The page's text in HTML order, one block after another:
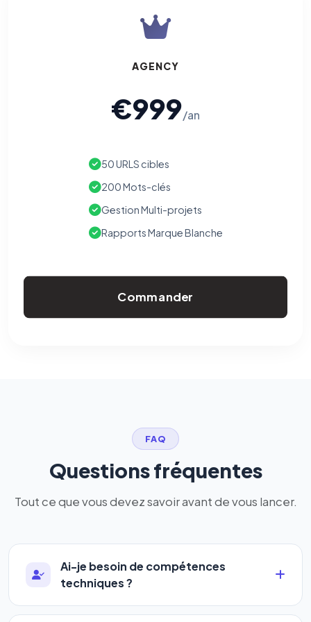
AGENCY
€999/an
50 URLS cibles
200 Mots-clés
Gestion Multi-projets
Rapports Marque Blanche
Commander
FAQ
Questions fréquentes
Tout ce que vous devez savoir avant de vous lancer.
Ai-je besoin de compétences
techniques ?
Absolument pas. Notre logiciel a été conçu pour